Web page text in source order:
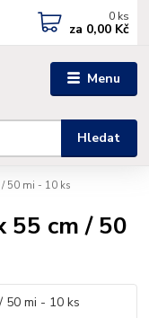
Menu
Hledat
0 ks
za 0,00 Kč
50 mi - 10 ks
55 cm / 50